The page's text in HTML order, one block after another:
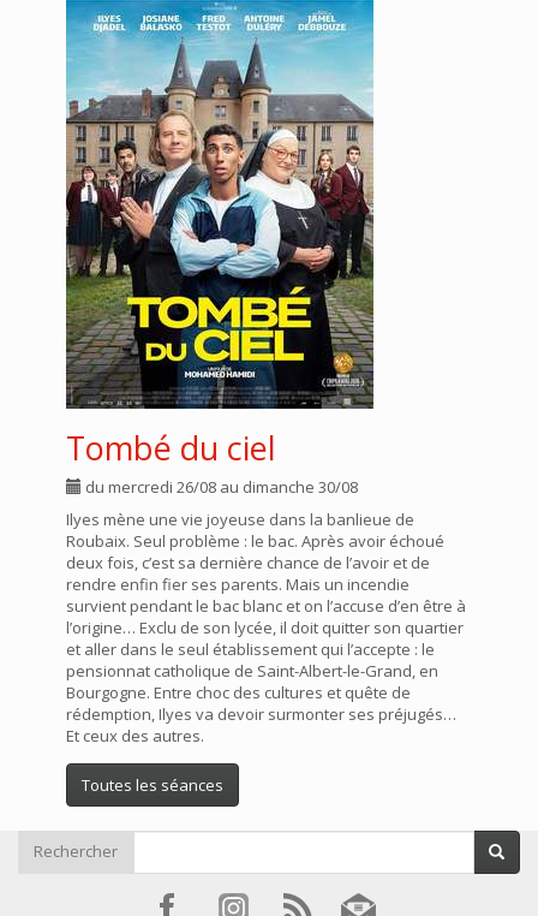
Tombé du ciel
du mercredi 26/08 au dimanche 30/08
Ilyes mène une vie joyeuse dans la banlieue de
Roubaix. Seul problème : le bac. Après avoir échoué
deux fois, c’est sa dernière chance de l’avoir et de
rendre enfin fier ses parents. Mais un incendie
survient pendant le bac blanc et on l’accuse d’en être à
l’origine… Exclu de son lycée, il doit quitter son quartier
et aller dans le seul établissement qui l’accepte : le
pensionnat catholique de Saint-Albert-le-Grand, en
Bourgogne. Entre choc des cultures et quête de
rédemption, Ilyes va devoir surmonter ses préjugés…
Et ceux des autres.
Toutes les séances
Rechercher